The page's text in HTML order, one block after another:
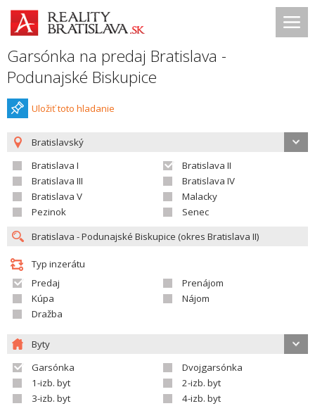
Garsónka na predaj Bratislava -
Podunajské Biskupice
Uložiť toto hladanie
Bratislavský
Bratislava I
Bratislava II
Bratislava III
Bratislava IV
Bratislava V
Malacky
Pezinok
Senec
Typ inzerátu
Predaj
Prenájom
Kúpa
Nájom
Dražba
Byty
Garsónka
Dvojgarsónka
1-izb. byt
2-izb. byt
3-izb. byt
4-izb. byt